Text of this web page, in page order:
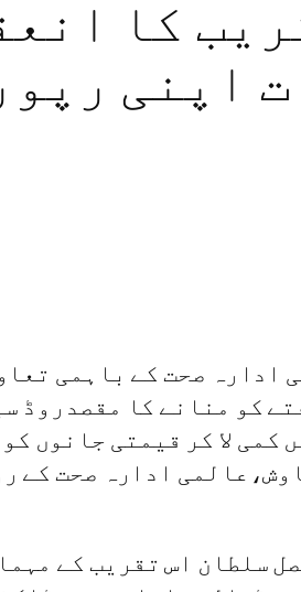
کا
اپنی
کو منانے کا مقصدروڈ
کمی لا کر قیمتی
ادارہ صحت کے
سلطان اس تقریب کے